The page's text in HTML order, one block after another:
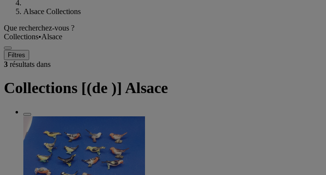
Alsace Collections
Que recherchez-vous ?
Collections•Alsace
Filtres
3 résultats dans
Collections [(de )] Alsace